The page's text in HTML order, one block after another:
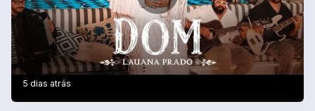
5 dias atrás